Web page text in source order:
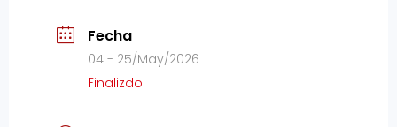
Fecha
04 - 25/May/2026
Finalizdo!